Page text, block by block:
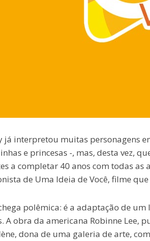
já interpretou muitas personagens
e princesas -, mas, desta vez,
a completar 40 anos com todas as
de Uma Ideia de Você, filme
polêmica: é a adaptação de
A obra da americana Robinne Lee,
dona de uma galeria de arte,